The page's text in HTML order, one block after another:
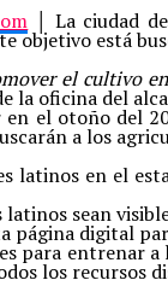
│La ciudad
objetivo está
el cultivo
la oficina del
el otoño del
a los
latinos en el
sean
página digital
para entrenar
los